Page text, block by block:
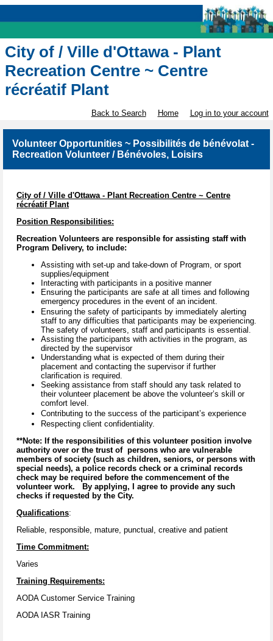
City of / Ville d'Ottawa - Plant
Recreation Centre ~ Centre
récréatif Plant
Back to Search Home Log in to your account
Volunteer Opportunities ~ Possibilités de bénévolat -
Recreation Volunteer / Bénévoles, Loisirs
City of / Ville d'Ottawa - Plant Recreation Centre ~ Centre
récréatif Plant
Position Responsibilities:
Recreation Volunteers are responsible for assisting staff with
Program Delivery, to include:
Assisting with set-up and take-down of Program, or sport
supplies/equipment
Interacting with participants in a positive manner
Ensuring the participants are safe at all times and following
emergency procedures in the event of an incident.
Ensuring the safety of participants by immediately alerting
staff to any difficulties that participants may be experiencing.
The safety of volunteers, staff and participants is essential.
Assisting the participants with activities in the program, as
directed by the supervisor
Understanding what is expected of them during their
placement and contacting the supervisor if further
clarification is required.
Seeking assistance from staff should any task related to
their volunteer placement be above the volunteer’s skill or
comfort level.
Contributing to the success of the participant’s experience
Respecting client confidentiality.
**Note: If the responsibilities of this volunteer position involve
authority over or the trust of persons who are vulnerable
members of society (such as children, seniors, or persons with
special needs), a police records check or a criminal records
check may be required before the commencement of the
volunteer work. By applying, I agree to provide any such
checks if requested by the City.
Qualifications:
Reliable, responsible, mature, punctual, creative and patient
Time Commitment:
Varies
Training Requirements:
AODA Customer Service Training
AODA IASR Training